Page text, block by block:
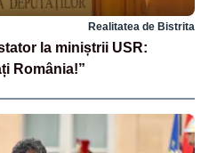
Realitatea de Bistrita
la miniștrii USR:
România!”